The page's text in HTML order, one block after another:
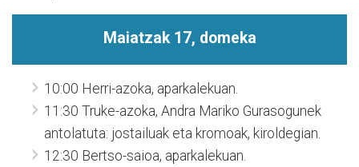
Maiatzak 17, domeka
10:00 Herri-azoka, aparkalekuan.
11:30 Truke-azoka, Andra Mariko Gurasogunek
antolatuta: jostailuak eta kromoak, kiroldegian.
12:30 Bertso-saioa, aparkalekuan.